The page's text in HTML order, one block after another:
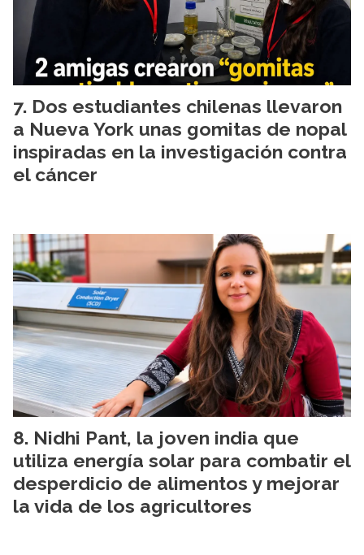
Dos estudiantes chilenas llevaron
a Nueva York unas gomitas de nopal
inspiradas en la investigación contra
el cáncer
Nidhi Pant, la joven india que
utiliza energía solar para combatir el
desperdicio de alimentos y mejorar
la vida de los agricultores